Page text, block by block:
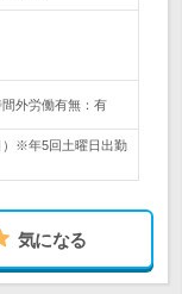
外労働有無：有
）※年5回土曜日出勤
気になる